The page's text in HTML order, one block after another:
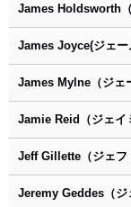
James Holdsworth（
James Joyce(ジェー
James Mylne（ジェ
Jamie Reid（ジェイ
Jeff Gillette（ジェフ
Jeremy Geddes（ジ